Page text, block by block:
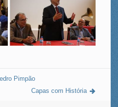
Pimpão
Capas com História